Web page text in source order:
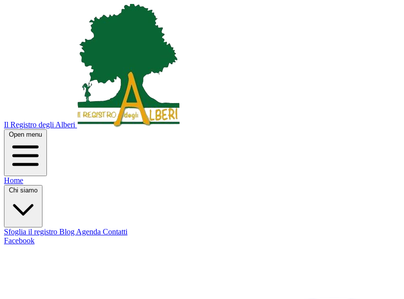
Il Registro degli Alberi
Open menu
Home
Chi siamo
Sfoglia il registro Blog Agenda Contatti
Facebook